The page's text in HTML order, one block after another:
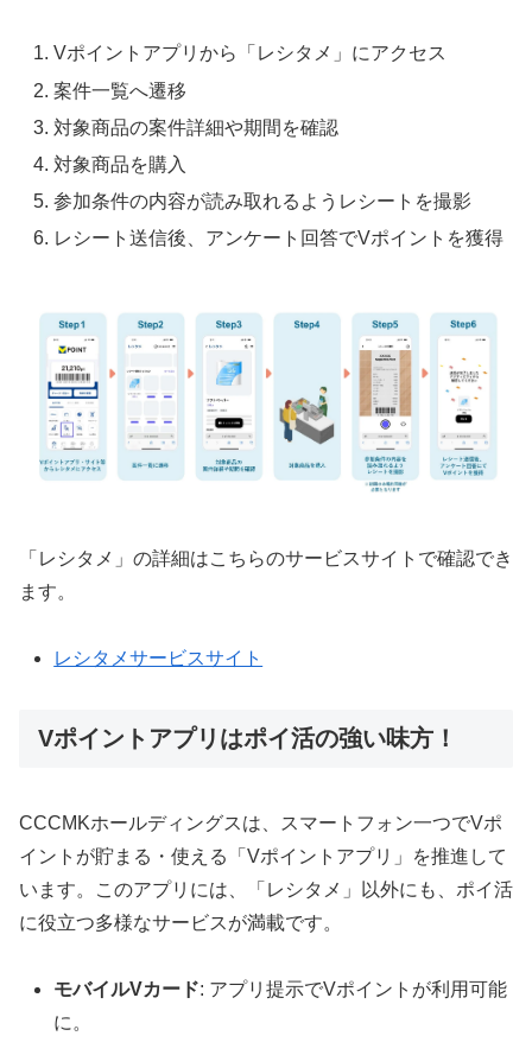
Vポイントアプリから「レシタメ」にアクセス
案件一覧へ遷移
対象商品の案件詳細や期間を確認
対象商品を購入
参加条件の内容が読み取れるようレシートを撮影
レシート送信後、アンケート回答でVポイントを獲得
「レシタメ」の詳細はこちらのサービスサイトで確認でき
ます。
レシタメサービスサイト
Vポイントアプリはポイ活の強い味方！
CCCMKホールディングスは、スマートフォン一つでVポ
イントが貯まる・使える「Vポイントアプリ」を推進して
います。このアプリには、「レシタメ」以外にも、ポイ活
に役立つ多様なサービスが満載です。
モバイルVカード: アプリ提示でVポイントが利用可能
に。